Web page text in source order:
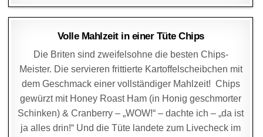
DAGMAR 17. FEBRUAR 2015
Volle Mahlzeit in einer Tüte Chips
Die Briten sind zweifelsohne die besten Chips-
Meister. Die servieren frittierte Kartoffelscheibchen mit
dem Geschmack einer vollständiger Mahlzeit! Chips
gewürzt mit Honey Roast Ham (in Honig geschmorter
Schinken) & Cranberry – „WOW!“ – dachte ich – „da ist
ja alles drin!“ Und die Tüte landete zum Livecheck im